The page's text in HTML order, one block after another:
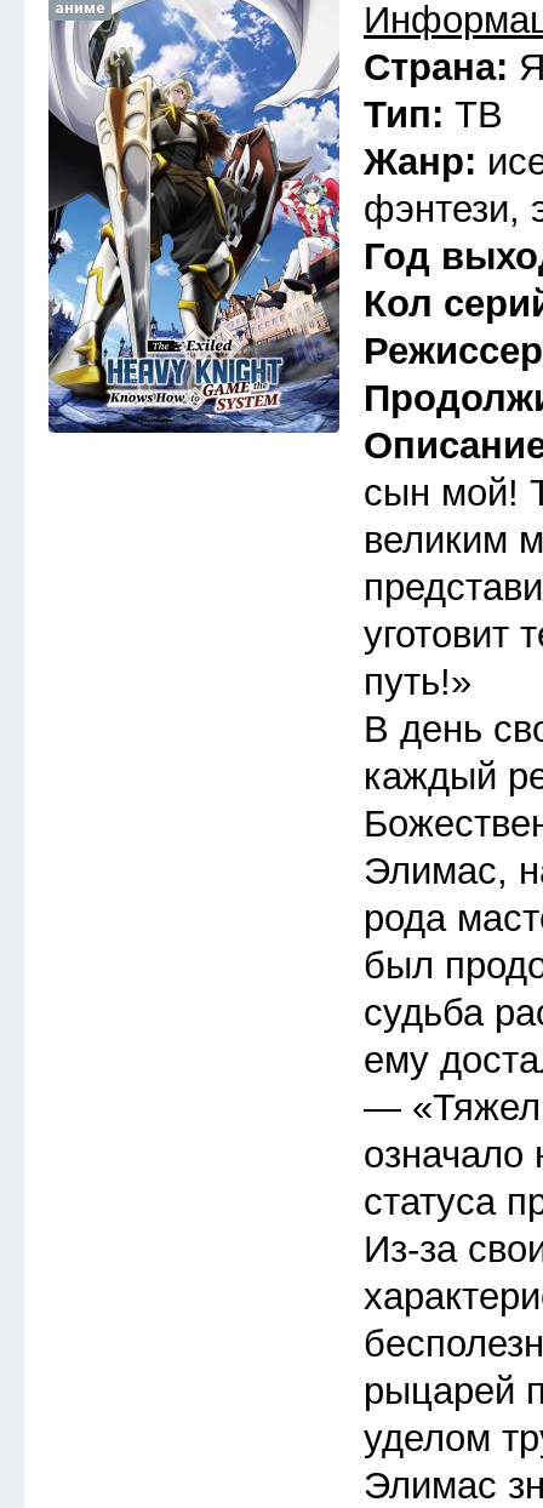
аниме
Страна:
Тип: ТВ
Жанр:
фэнтези,
Год
Кол
сын мой!
великим
уготовит
путь!»
В день
каждый
Элимас,
рода
был
судьба
ему
—
означало
статуса
Из-за
рыцарей
уделом
Элимас